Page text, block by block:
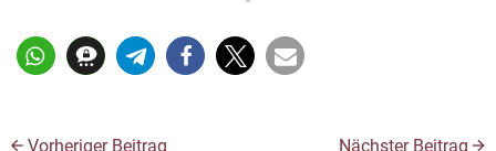
Vorheriger Beitrag Nächster Beitrag